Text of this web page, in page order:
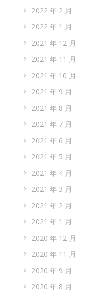
2022 年 2 月
2022 年 1 月
2021 年 12 月
2021 年 11 月
2021 年 10 月
2021 年 9 月
2021 年 8 月
2021 年 7 月
2021 年 6 月
2021 年 5 月
2021 年 4 月
2021 年 3 月
2021 年 2 月
2021 年 1 月
2020 年 12 月
2020 年 11 月
2020 年 9 月
2020 年 8 月